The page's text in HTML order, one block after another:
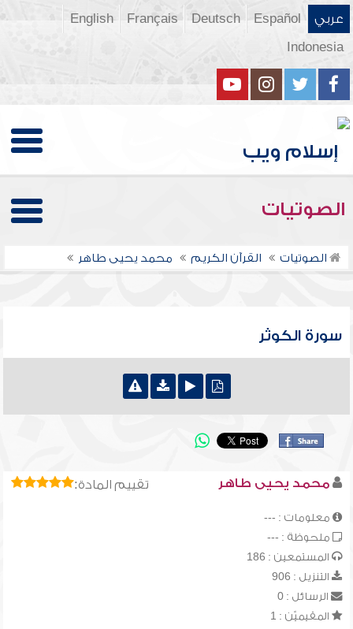
عربي Español
Deutsch
Français
English
Indonesia
الصوتيات
الصوتيات القرآن الكريم محمد يحيى طاهر
سورة الكوثر
تقييم المادة: محمد يحيى طاهر
معلومات : ---
ملحوظة : ---
المستمعين : 186
التنزيل : 906
الرسائل : 0
المقيميّن : 1